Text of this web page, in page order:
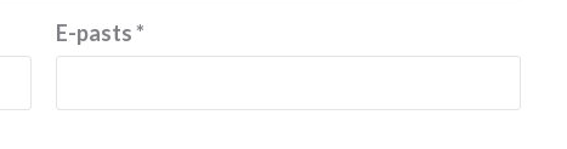
E-pasts*